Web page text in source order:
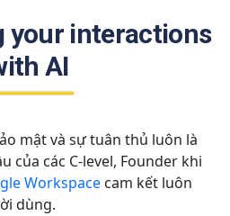
your interactions
AI
mật và sự tuân thủ luôn là
của các C-level, Founder khi
Workspace cam kết luôn
dùng.